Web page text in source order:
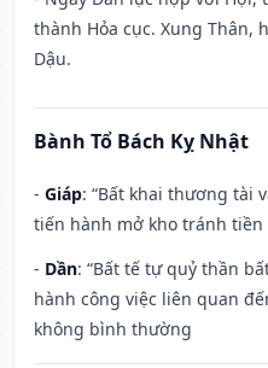
thành Hỏa cục. Xung Thân,
Dậu.
Bành Tổ Bách Kỵ Nhật
- Giáp: “Bất khai thương tài
tiến hành mở kho tránh tiền
- Dần: “Bất tế tự quỷ thần
hành công việc liên quan
không bình thường